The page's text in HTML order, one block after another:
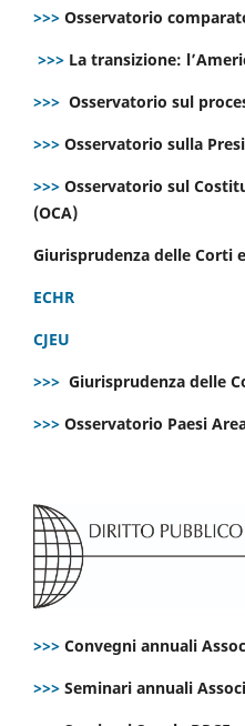
>>> Osservatorio
>>> La transizione:
>>> Osservatorio sul
>>> Osservatorio sulla
>>> Osservatorio sul
(OCA)
Giurisprudenza delle Corti
ECHR
CJEU
>>> Giurisprudenza delle
>>> Osservatorio Paesi
>>> Convegni annuali
>>> Seminari annuali